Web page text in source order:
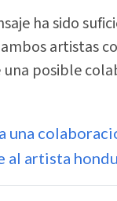
ha sido
artistas
posible
una
al artista